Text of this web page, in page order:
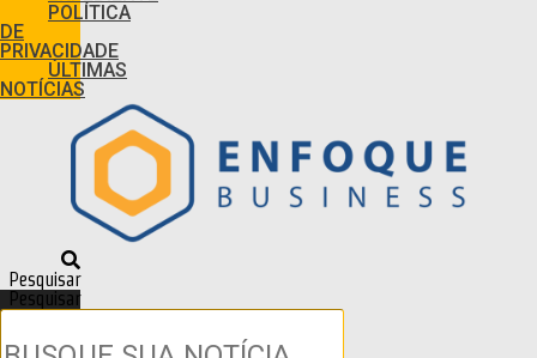
POLÍTICA
DE
PRIVACIDADE
ÚLTIMAS
NOTÍCIAS
Pesquisar
Pesquisar